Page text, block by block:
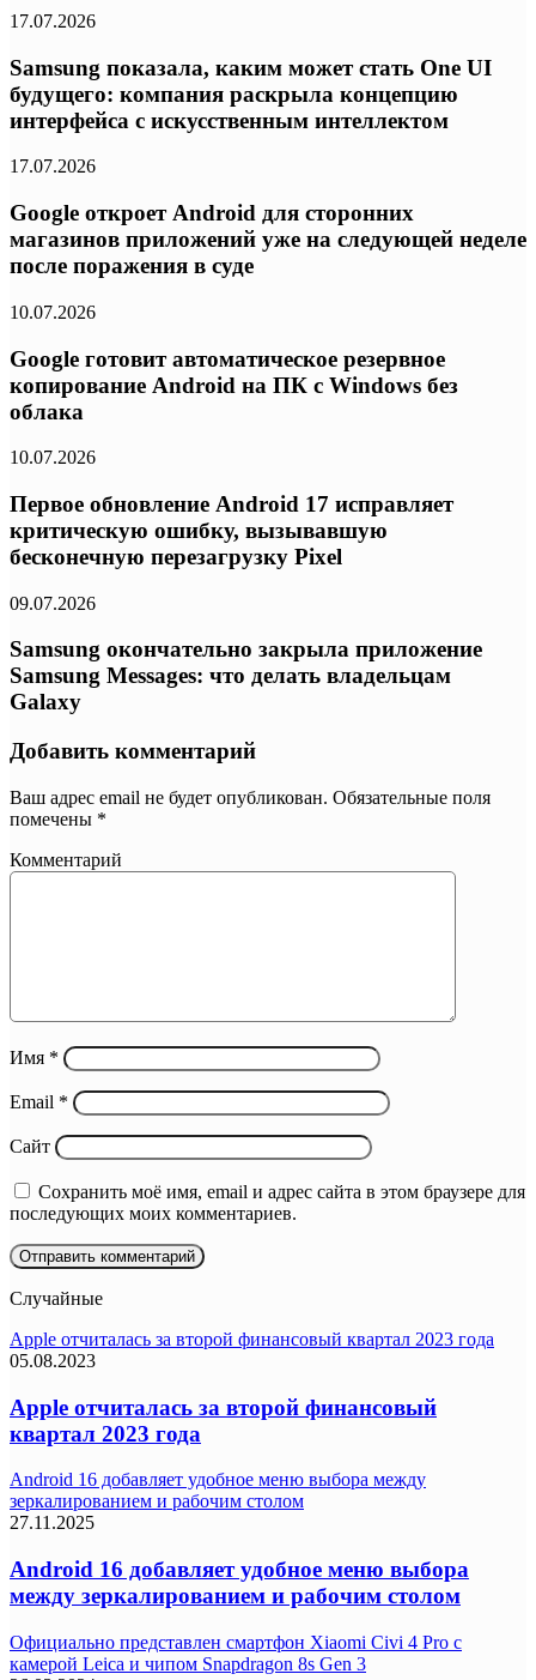
17.07.2026
Samsung показала, каким может стать One UI
будущего: компания раскрыла концепцию
интерфейса с искусственным интеллектом
17.07.2026
Google откроет Android для сторонних
магазинов приложений уже на следующей неделе
после поражения в суде
10.07.2026
Google готовит автоматическое резервное
копирование Android на ПК с Windows без
облака
10.07.2026
Первое обновление Android 17 исправляет
критическую ошибку, вызывавшую
бесконечную перезагрузку Pixel
09.07.2026
Samsung окончательно закрыла приложение
Samsung Messages: что делать владельцам
Galaxy
Добавить комментарий
Ваш адрес email не будет опубликован. Обязательные поля
помечены *
Комментарий
Имя *
Email *
Сайт
Сохранить моё имя, email и адрес сайта в этом браузере для
последующих моих комментариев.
Случайные
Apple отчиталась за второй финансовый квартал 2023 года
05.08.2023
Apple отчиталась за второй финансовый
квартал 2023 года
Android 16 добавляет удобное меню выбора между
зеркалированием и рабочим столом
27.11.2025
Android 16 добавляет удобное меню выбора
между зеркалированием и рабочим столом
Официально представлен смартфон Xiaomi Civi 4 Pro с
камерой Leica и чипом Snapdragon 8s Gen 3